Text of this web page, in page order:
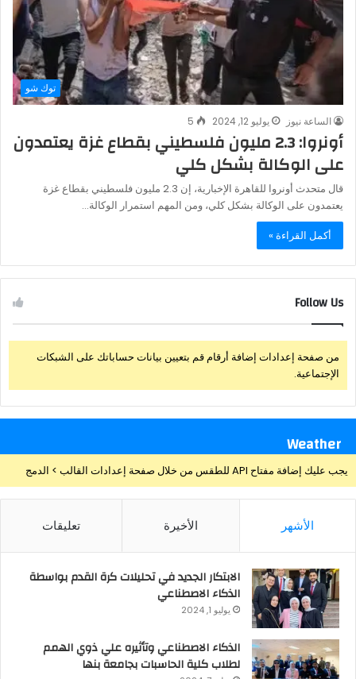
توك شو
الساعة نيوز يوليو 12, 2024 5
أونروا: 2.3 مليون فلسطيني بقطاع غزة يعتمدون
على الوكالة بشكل كلي
قال متحدث أونروا للقاهرة الإخبارية، إن 2.3 مليون فلسطيني بقطاع غزة
يعتمدون على الوكالة بشكل كلي، ومن المهم استمرار الوكالة…
أكمل القراءة »
Follow Us
من صفحة إعدادات إضافة أرقام قم بتعيين بيانات حساباتك على الشبكات
الإجتماعية.
Weather
يجب عليك إضافة مفتاح API للطقس من خلال صفحة إعدادات القالب > الدمج
الأشهر الأخيرة تعليقات
الابتكار الجديد في تحليلات كرة القدم بواسطة
الذكاء الاصطناعي
يوليو 1, 2024
الذكاء الاصطناعي وتأثيره علي ذوي الهمم
لطلاب كلية الحاسبات بجامعة بنها